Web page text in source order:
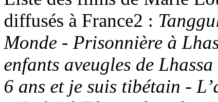
diffusés à France2 :
Monde - Prisonnière à
enfants aveugles de
6 ans et je suis tibétain -